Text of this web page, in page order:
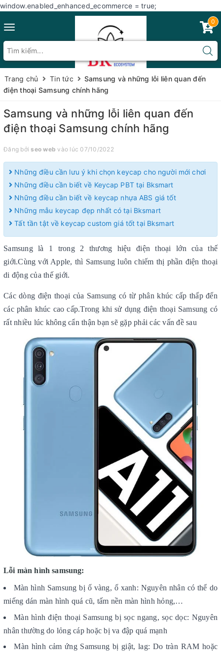
window.enabled_enhanced_ecommerce = true;
Toggle
0
Trang chủ Tin tức
Samsung và những lỗi liên quan đến
điện thoại Samsung chính hãng
Samsung và những lỗi liên quan đến
điện thoại Samsung chính hãng
Đăng bởiseo web vào lúc 07/10/2022
Những điều cần lưu ý khi chọn keycap cho người mới chơi
Những điều cần biết về Keycap PBT tại Bksmart
Những điều cần biết về keycap nhựa ABS giá tốt
Những mẫu keycap đẹp nhất có tại Bksmart
Tất tần tật về keycap custom giá tốt tại Bksmart
Samsung là 1 trong 2 thương hiệu điện thoại lớn của thế
giới.Cùng với Apple, thì Samsung luôn chiếm thị phần điện thoại
di động của thế giới.
Các dòng điện thoại của Samsung có từ phân khúc cấp thấp đến
các phân khúc cao cấp.Trong khi sử dụng điện thoại Samsung có
rất nhiều lúc không cẩn thận bạn sẽ gặp phải các vấn đề sau
Lỗi màn hình samsung:
Màn hình Samsung bị ố vàng, ố xanh: Nguyên nhân có thể do
miếng dán màn hình quá cũ, tấm nền màn hình hỏng,…
Màn hình điện thoại Samsung bị sọc ngang, sọc dọc: Nguyên
nhân thường do lỏng cáp hoặc bị va đập quá mạnh
Màn hình cảm ứng Samsung bị giật, lag: Do tràn RAM hoặc